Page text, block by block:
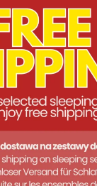
una gita in
di due